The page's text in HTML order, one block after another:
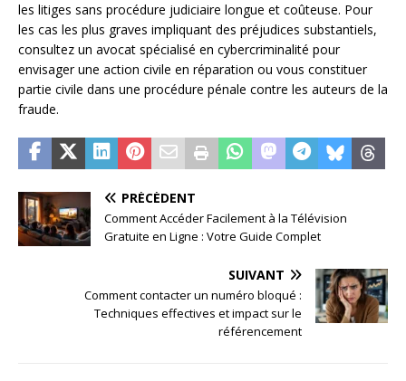
les litiges sans procédure judiciaire longue et coûteuse. Pour
les cas les plus graves impliquant des préjudices substantiels,
consultez un avocat spécialisé en cybercriminalité pour
envisager une action civile en réparation ou vous constituer
partie civile dans une procédure pénale contre les auteurs de la
fraude.
PRÉCÉDENT
Comment Accéder Facilement à la Télévision
Gratuite en Ligne : Votre Guide Complet
SUIVANT
Comment contacter un numéro bloqué :
Techniques effectives et impact sur le
référencement